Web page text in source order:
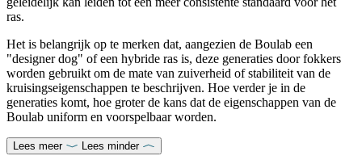
ras.
Het is belangrijk op te merken dat, aangezien de Boulab een
"designer dog" of een hybride ras is, deze generaties door fokkers
worden gebruikt om de mate van zuiverheid of stabiliteit van de
kruisingseigenschappen te beschrijven. Hoe verder je in de
generaties komt, hoe groter de kans dat de eigenschappen van de
Boulab uniform en voorspelbaar worden.
Lees meer Lees minder